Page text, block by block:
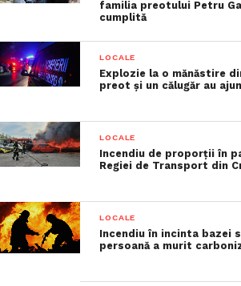
familia preotului Petru
cumplită
LOCALE
Explozie la o mănăstire
preot și un călugăr au
LOCALE
Incendiu de proporții în
Regiei de Transport din
LOCALE
Incendiu în incinta bazei
persoană a murit